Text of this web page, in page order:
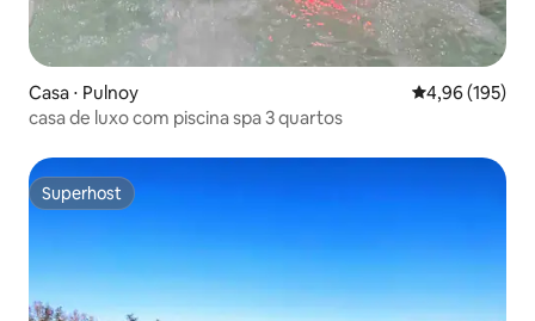
Casa ⋅ Pulnoy 4,96 de uma
4,96 (195)
casa de luxo com piscina spa 3 quartos
Superhost
Superhost